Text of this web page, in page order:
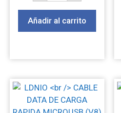
Añadir al carrito